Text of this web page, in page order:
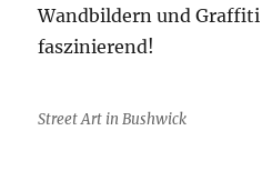
Wandbildern und
faszinierend!
Street Art in Bushwick